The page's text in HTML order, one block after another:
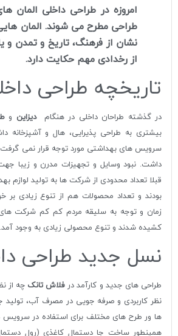
امروزه در طراحی داخلی المان
طراحی مطرح می شوند. المان
نشان از فرهنگ، تاریخ و تمدن و
از رخدادی مهم حکایت دارد.
تاریخچه طراحی
در گذشته طراحان داخلی در هنگامدیزاین و
بیشتری به طراحی پذیرایی، هال و
سرویس های بهداشتی مورد توجه قرار نمی
داشت. نبود وسایل و تجهیزات مدرن و زیبا
قبلا تعداد محدودی از شرکت ها به تولید لوازم
بودند و تعداد محصولات هم از تنوع زیادی بر
زمان و توجه به سلیقه مردم کم کم شرکت
کشیده شدند و تنوع محصولی زیادی به وجود آمد.
نسل جدید طراحی
طراحی های جدید و کارآمد در فلاش تانک چه از
نظر کاربردی و صرفه جویی در مصرف آب، تولید
ها ور طرح های مختلف برای استفاده در
همینطور ساخت جا دستمال کاغذی (رول